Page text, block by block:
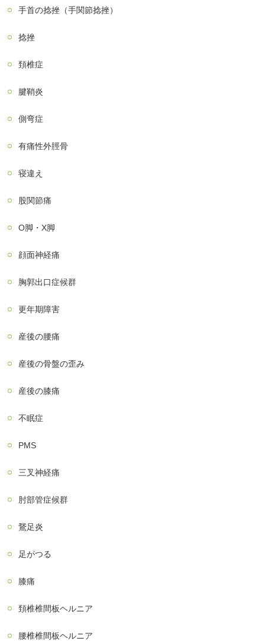
手首の捻挫（手関節捻挫）
捻挫
頚椎症
腱鞘炎
側弯症
有痛性外脛骨
寝違え
股関節痛
О脚・X脚
顔面神経痛
胸郭出口症候群
更年期障害
産後の腰痛
産後の骨盤の歪み
産後の膝痛
不眠症
PMS
三叉神経痛
肘部管症候群
鵞足炎
足がつる
膝痛
頚椎椎間板ヘルニア
腰椎椎間板ヘルニア